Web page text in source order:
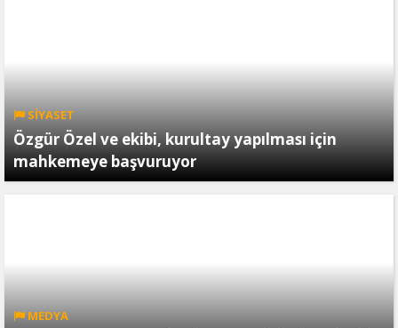
SİYASET
Özgür Özel ve ekibi, kurultay yapılması için
mahkemeye başvuruyor
MEDYA